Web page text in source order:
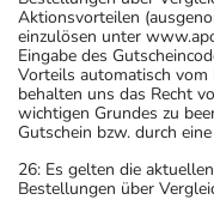
Aktionsvorteilen
einzulösen unter
Eingabe des
Vorteils automatisch vom
behalten uns das Recht
wichtigen Grundes zu
Gutschein bzw. durch
26: Es gelten die aktuellen
Bestellungen über